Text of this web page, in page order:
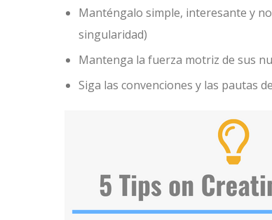
Manténgalo simple, interesante y
singularidad)
Mantenga la fuerza motriz de sus
Siga las convenciones y las pautas